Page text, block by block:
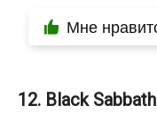
Мне
12. Black Sabbath